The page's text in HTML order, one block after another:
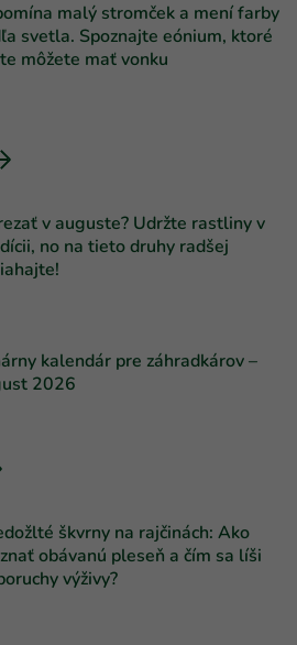
malý stromček a mení farby
svetla. Spoznajte eónium, ktoré
môžete mať vonku
v auguste? Udržte rastliny v
no na tieto druhy radšej
kalendár pre záhradkárov –
2026
škvrny na rajčinách: Ako
obávanú pleseň a čím sa líši
výživy?